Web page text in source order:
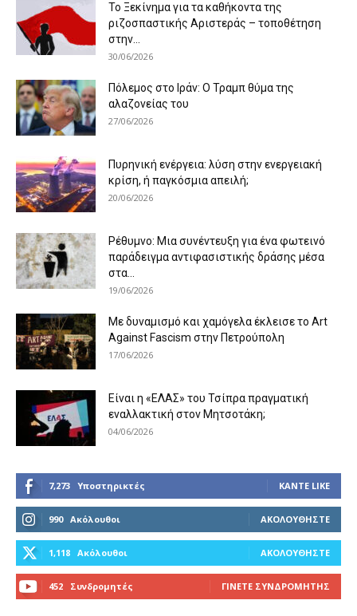
Το Ξεκίνημα για τα καθήκοντα της
ριζοσπαστικής Αριστεράς – τοποθέτηση
στην...
30/06/2026
Πόλεμος στο Ιράν: Ο Τραμπ θύμα της
αλαζονείας του
27/06/2026
Πυρηνική ενέργεια: λύση στην ενεργειακή
κρίση, ή παγκόσμια απειλή;
20/06/2026
Ρέθυμνο: Μια συνέντευξη για ένα φωτεινό
παράδειγμα αντιφασιστικής δράσης μέσα
στα...
19/06/2026
Με δυναμισμό και χαμόγελα έκλεισε το Art
Against Fascism στην Πετρούπολη
17/06/2026
Είναι η «ΕΛΑΣ» του Τσίπρα πραγματική
εναλλακτική στον Μητσοτάκη;
04/06/2026
7,273 Υποστηρικτές ΚΆΝΤΕ LIKE
990 Ακόλουθοι ΑΚΟΛΟΥΘΉΣΤΕ
1,118 Ακόλουθοι ΑΚΟΛΟΥΘΉΣΤΕ
452 Συνδρομητές ΓΊΝΕΤΕ ΣΥΝΔΡΟΜΗΤΉΣ